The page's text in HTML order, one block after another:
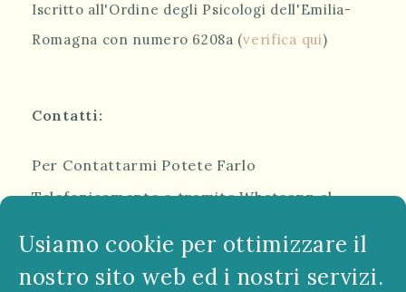
Usiamo cookie per ottimizzare il
nostro sito web ed i nostri servizi.
Iscritto all'Ordine degli Psicologi dell'Emilia-
Romagna con numero 6208a (verifica qui)
Contatti:
Per Contattarmi Potete Farlo
Telefonicamente o tramite Whatsapp al
Oppure Compilando il Modulo qui Sotto: